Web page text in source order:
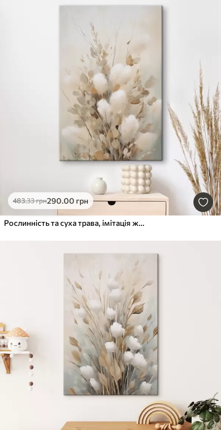
483.33грн290.00 грн
Рослинність та суха трава, імітація живопису